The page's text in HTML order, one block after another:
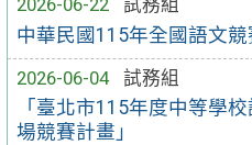
2026-06-22
試務組
中華民國115年全國語文
2026-06-04
試務組
「臺北市115年度中等學
場競賽計畫」